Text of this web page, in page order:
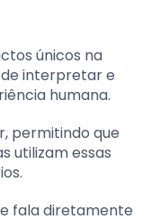
únicos na
interpretar e
humana.
permitindo que
utilizam essas
fala diretamente